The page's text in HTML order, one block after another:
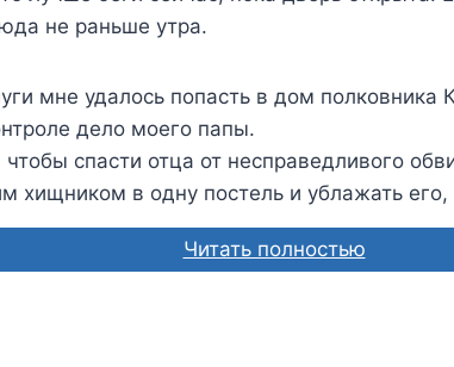
не раньше утра.
мне удалось попасть в дом полковника
дело моего папы.
чтобы спасти отца от несправедливого
хищником в одну постель и ублажать его,
Читать полностью